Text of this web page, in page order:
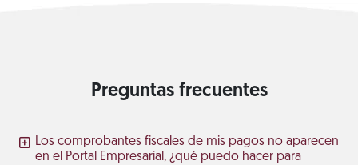
Preguntas frecuentes
Los comprobantes fiscales de mis pagos no aparecen
en el Portal Empresarial, ¿qué puedo hacer para